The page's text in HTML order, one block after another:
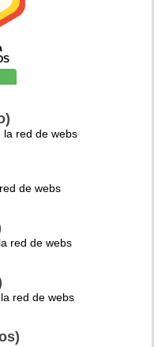
la red de webs
de webs
red de webs
red de webs